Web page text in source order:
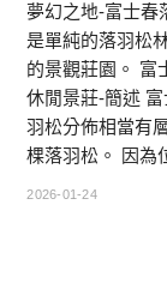
夢幻之地-富士春
是單純的落羽松
的景觀莊園。 富
休閒景莊-簡述
羽松分佈相當有
棵落羽松。 因
2026-01-24